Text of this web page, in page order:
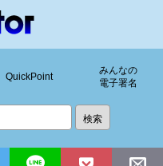
QuickPoint
みんなの
電子署名